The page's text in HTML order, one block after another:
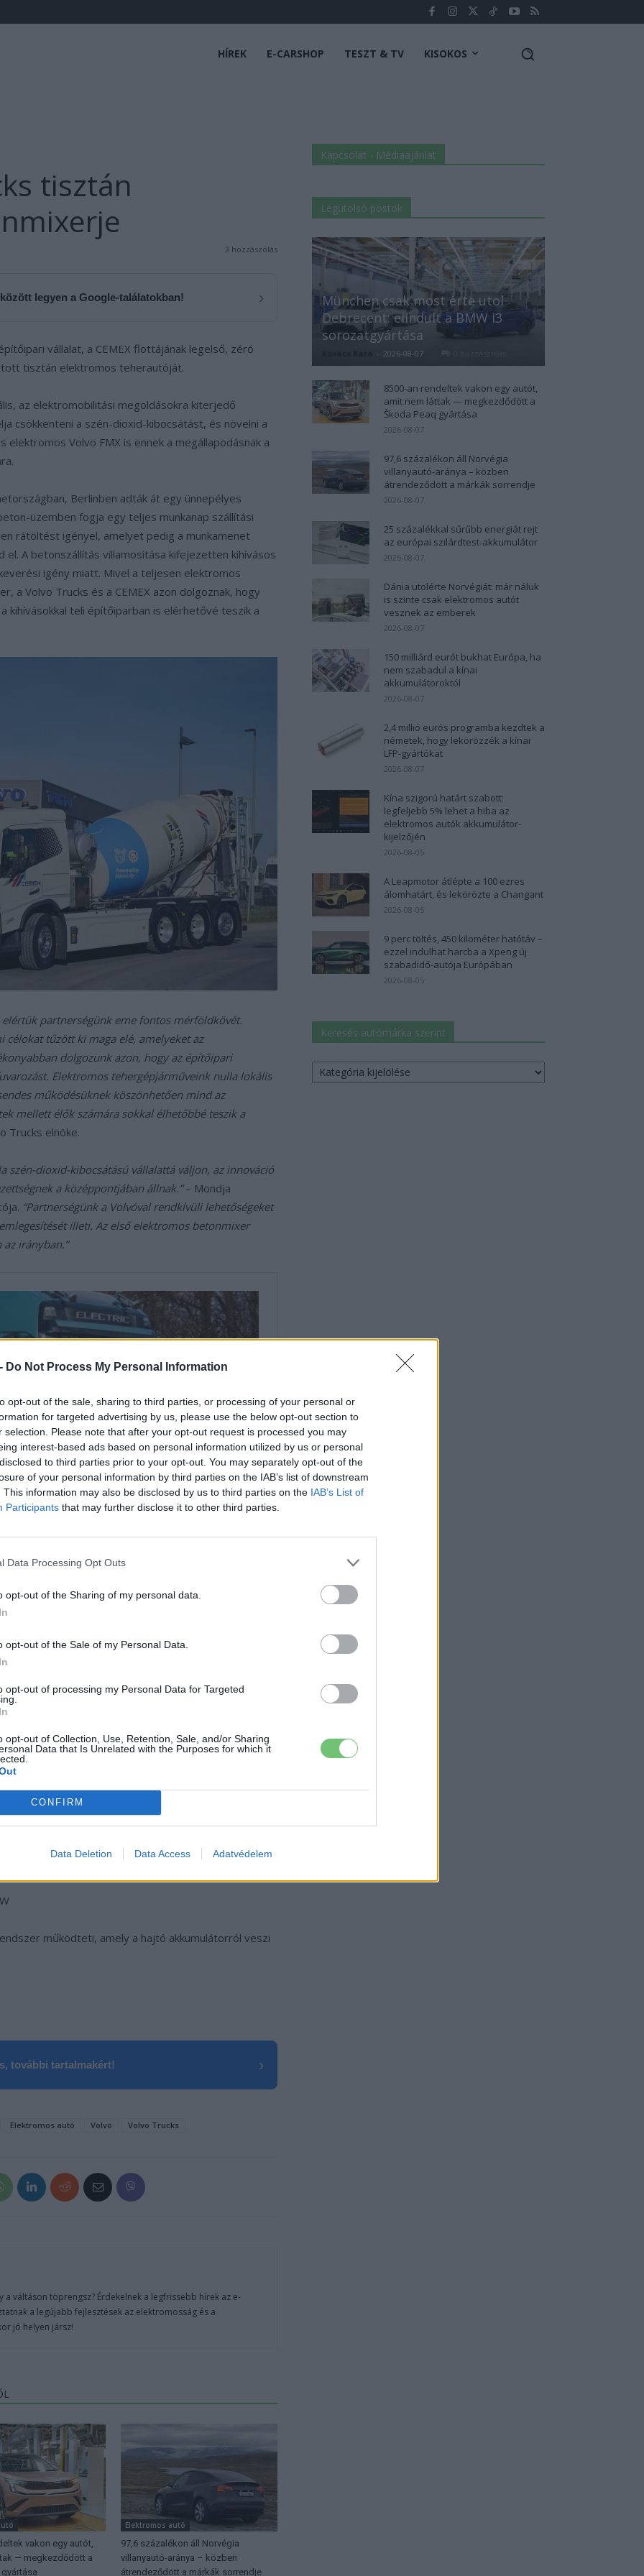
Do Not Process My Personal Information
opt-out of the sale, sharing to third parties, or processing of your personal or
for targeted advertising by us, please use the below opt-out section to
selection. Please note that after your opt-out request is processed you may
interest-based ads based on personal information utilized by us or personal
to third parties prior to your opt-out. You may separately opt-out of the
of your personal information by third parties on the IAB’s list of downstream
This information may also be disclosed by us to third parties on the IAB’s List of
Participants that may further disclose it to other third parties.
Data Processing Opt Outs
opt-out of the Sharing of my personal data.
opt-out of the Sale of my Personal Data.
opt-out of processing my Personal Data for Targeted
opt-out of Collection, Use, Retention, Sale, and/or Sharing
Data that Is Unrelated with the Purposes for which it
CONFIRM
Data Deletion Data Access Adatvédelem
HÍREK E-CARSHOP TESZT & TV KISOKOS
tisztán
3 hozzászólás
legyen a Google-találatokban! ›
vállalat, a CEMEX flottájának legelső, zéró
tisztán elektromos teherautóját.
az elektromobilitási megoldásokra kiterjedő
csökkenteni a szén-dioxid-kibocsátást, és növelni a
Volvo FMX is ennek a megállapodásnak a
Berlinben adták át egy ünnepélyes
üzemben fogja egy teljes munkanap szállítási
rátöltést igényel, amelyet pedig a munkamenet
A betonszállítás villamosítása kifejezetten kihívásos
igény miatt. Mivel a teljesen elektromos
a Volvo Trucks és a CEMEX azon dolgoznak, hogy
kihívásokkal teli építőiparban is elérhetővé teszik a
elértük partnerségünk eme fontos mérföldkövét.
tűzött ki maga elé, amelyeket az
dolgozunk azon, hogy az építőipari
Elektromos tehergépjárműveink nulla lokális
működésüknek köszönhetően mind az
mellett élők számára sokkal élhetőbbé teszik a
Trucks elnöke.
szén-dioxid-kibocsátású vállalattá váljon, az innováció
a középpontjában állnak.”– Mondja
“Partnerségünk a Volvóval rendkívüli lehetőségeket
illeti. Az első elektromos betonmixer
az irányban.”
iparának legszélesebb elektromos
tehergépjárművei 16-tól akár 44 tonna össztömegig
át a regionális áruterítésig minden
Trucksjelenleg piacvezető a 16 tonnát meghaladó
és az Egyesült Államokban. A vállalat célja, hogy
a elektromos hajtáslánccal gördüljön le a
azért, hogy értékláncában legkésőbb 2040-re
működteti, amely a hajtó akkumulátorról veszi
további tartalmakért! ›
Elektromos autó Volvo Volvo Trucks
a váltáson töprengsz? Érdekelnek a legfrissebb hírek az e-
a legújabb fejlesztések az elektromosság és a
jó helyen jársz!
vakon egy autót,
— megkezdődött a
Elektromos autó
97,6 százalékon áll Norvégia
villanyautó-aránya – közben
átrendeződött a márkák sorrendje
Kapcsolat - Médiaajánlat
Legutolsó postok
München csak most érte utol
Debrecent: elindult a BMW i3
sorozatgyártása
- 2026-08-07
8500-an rendeltek vakon egy autót,
amit nem láttak — megkezdődött a
Škoda Peaq gyártása
2026-08-07
97,6 százalékon áll Norvégia
villanyautó-aránya – közben
átrendeződött a márkák sorrendje
2026-08-07
25 százalékkal sűrűbb energiát rejt
az európai szilárdtest-akkumulátor
2026-08-07
Dánia utolérte Norvégiát: már náluk
is szinte csak elektromos autót
vesznek az emberek
2026-08-07
150 milliárd eurót bukhat Európa, ha
nem szabadul a kínai
akkumulátoroktól
2026-08-07
2,4 millió eurós programba kezdtek a
németek, hogy lekörözzék a kínai
LFP-gyártókat
2026-08-07
Kína szigorú határt szabott:
legfeljebb 5% lehet a hiba az
elektromos autók akkumulátor-
kijelzőjén
2026-08-05
A Leapmotor átlépte a 100 ezres
álomhatárt, és lekörözte a Changant
2026-08-05
9 perc töltés, 450 kilométer hatótáv –
ezzel indulhat harcba a Xpeng új
szabadidő-autója Európában
2026-08-05
Keresés autómárka szerint
Keresés
autómárka